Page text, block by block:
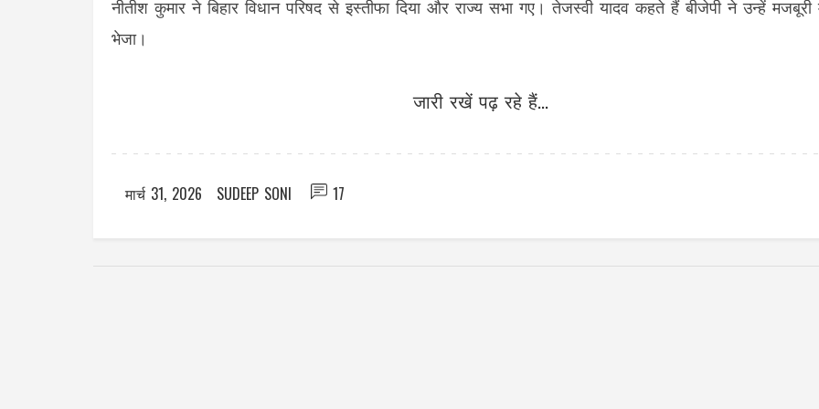
नीतीश कुमार ने बिहार विधान परिषद से इस्तीफा दिया और राज्य सभा गए। तेजस्वी यादव कहते हैं बीजेपी ने उन्हें मजबूरी
भेजा।
जारी रखें पढ़ रहे हैं...
मार्च 31, 2026 SUDEEP SONI 17